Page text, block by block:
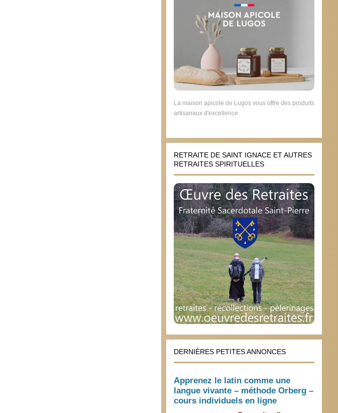
La maison apicole de Lugos vous offre des produits
artisanaux d'excellence.
RETRAITE DE SAINT IGNACE ET AUTRES
RETRAITES SPIRITUELLES
DERNIÈRES PETITES ANNONCES
Apprenez le latin comme une
langue vivante – méthode Orberg –
cours individuels en ligne